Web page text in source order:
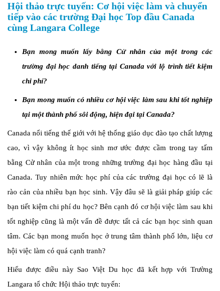
Hội thảo trực tuyến: Cơ hội việc làm và chuyển
tiếp vào các trường Đại học Top đầu Canada
cùng Langara College
Bạn mong muốn lấy bằng Cử nhân của một trong các
trường đại học danh tiếng tại Canada với lộ trình tiết kiệm
chi phí?
Bạn mong muốn có nhiều cơ hội việc làm sau khi tốt nghiệp
tại một thành phố sôi động, hiện đại tại Canada?
Canada nổi tiếng thế giới với hệ thống giáo dục đào tạo chất lượng
cao, vì vậy không ít học sinh mơ ước được cầm trong tay tấm
bằng Cử nhân của một trong những trường đại học hàng đầu tại
Canada. Tuy nhiên mức học phí của các trường đại học có lẽ là
rào cản của nhiều bạn học sinh. Vậy đâu sẽ là giải pháp giúp các
bạn tiết kiệm chi phí du học? Bên cạnh đó cơ hội việc làm sau khi
tốt nghiệp cũng là một vấn đề được tất cả các bạn học sinh quan
tâm. Các bạn mong muốn học ở trung tâm thành phố lớn, liệu cơ
hội việc làm có quá cạnh tranh?
Hiểu được điều này Sao Việt Du học đã kết hợp với Trường
Langara tổ chức Hội thảo trực tuyến: